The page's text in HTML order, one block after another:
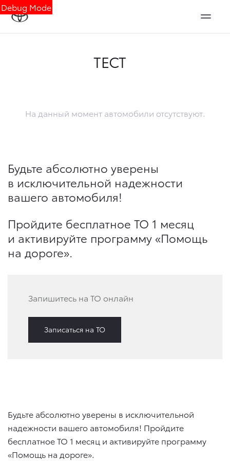
Debug Mode
ТЕСТ
На данный момент автомобили отсутствуют.
Будьте абсолютно уверены
в исключительной надежности
вашего автомобиля!
Пройдите бесплатное ТО 1 месяц
и активируйте программу «Помощь
на дороге».
Запишитесь на ТО онлайн
Записаться на ТО
Будьте абсолютно уверены в исключительной
надежности вашего автомобиля! Пройдите
бесплатное ТО 1 месяц и активируйте программу
«Помощь на дороге».